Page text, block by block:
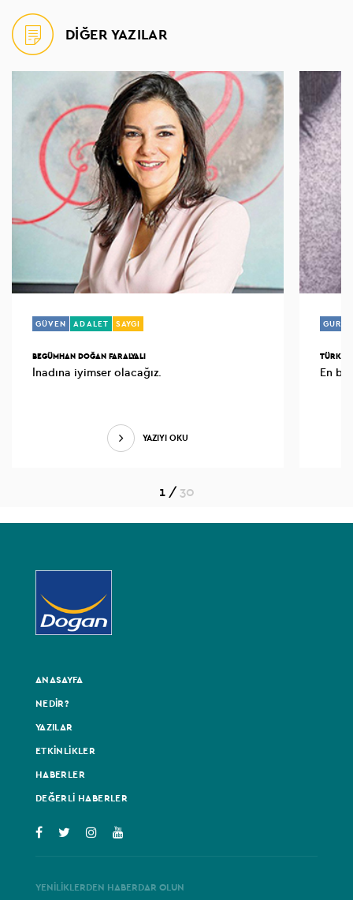
DİĞER YAZILAR
GÜVEN ADALET SAYGI
BEGÜMHAN DOĞAN FARALYALI
İnadına iyimser olacağız.
YAZIYI OKU
GURUR
1/ 30
YENİLİKLERDEN HABERDAR OLUN
ANASAYFA
NEDİR?
YAZILAR
ETKİNLİKLER
HABERLER
DEĞERLİ HABERLER